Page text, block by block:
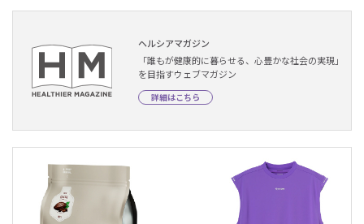
ヘルシアマガジン
「誰もが健康的に暮らせる、心豊かな社会の実現」
を目指すウェブマガジン
詳細はこちら